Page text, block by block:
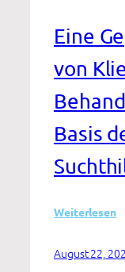
Eine
von
Basis
Weiterlesen:
August 22,